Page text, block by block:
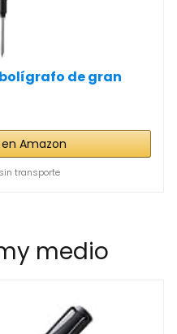
de gran
Amazon
transporte
medio